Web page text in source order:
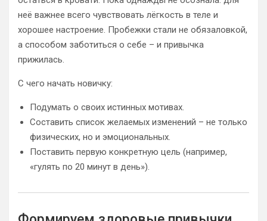
неё важнее всего чувствовать лёгкость в теле и
хорошее настроение. Пробежки стали не обязаловкой,
а способом заботиться о себе – и привычка
прижилась.
С чего начать новичку:
Подумать о своих истинных мотивах.
Составить список желаемых изменений – не только
физических, но и эмоциональных.
Поставить первую конкретную цель (например,
«гулять по 20 минут в день»).